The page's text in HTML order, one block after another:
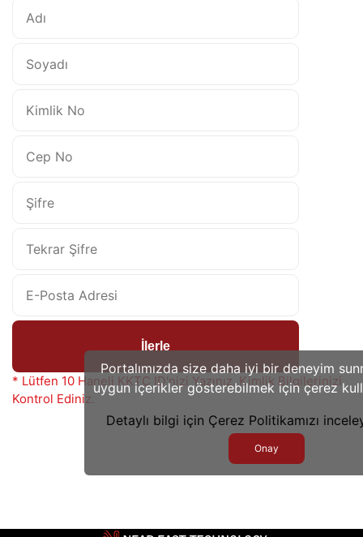
İlerle
* Lütfen 10 Haneli KKTC ID'nizi Yazınız. Kimlik Bilgilerinizi
Kontrol Ediniz.
Portalımızda size daha iyi bir deneyim
uygun içerikler gösterebilmek için çerez
Detaylı bilgi için Çerez Politikamızı
Onay